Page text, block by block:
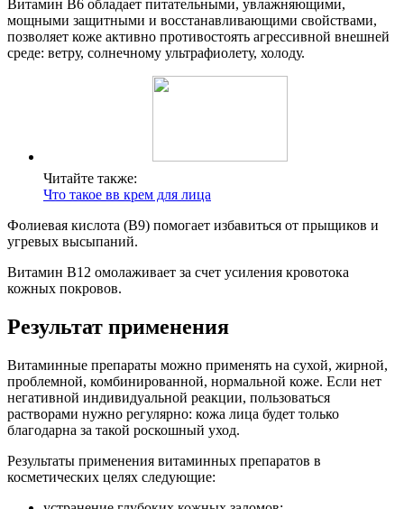
Витамин В6 обладает питательными, увлажняющими,
мощными защитными и восстанавливающими свойствами,
позволяет коже активно противостоять агрессивной внешней
среде: ветру, солнечному ультрафиолету, холоду.
Читайте также:
Что такое вв крем для лица
Фолиевая кислота (В9) помогает избавиться от прыщиков и
угревых высыпаний.
Витамин В12 омолаживает за счет усиления кровотока
кожных покровов.
Результат применения
Витаминные препараты можно применять на сухой, жирной,
проблемной, комбинированной, нормальной коже. Если нет
негативной индивидуальной реакции, пользоваться
растворами нужно регулярно: кожа лица будет только
благодарна за такой роскошный уход.
Результаты применения витаминных препаратов в
косметических целях следующие: